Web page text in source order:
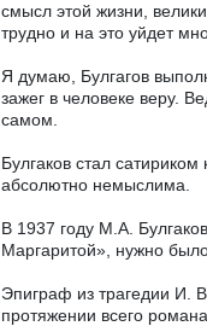
смысл этой жизни,
трудно и на это уйдет
Я думаю, Булгагов
зажег в человеке веру.
самом.
Булгаков стал
абсолютно немыслима.
В 1937 году М.А.
Маргаритой», нужно было
Эпиграф из трагедии И.
протяжении всего